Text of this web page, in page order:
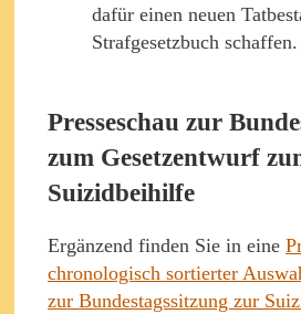
dafür einen neuen
Strafgesetzbuch schaffen.
Presseschau zur
zum Gesetzentwurf
Suizidbeihilfe
Ergänzend finden Sie in eine
chronologisch sortierter
zur Bundestagssitzung zur